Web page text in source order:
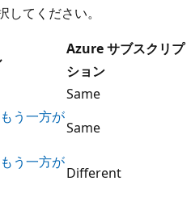
てください。
Azure サブスクリプ
ション
Same
う一方が
Same
う一方が
Different